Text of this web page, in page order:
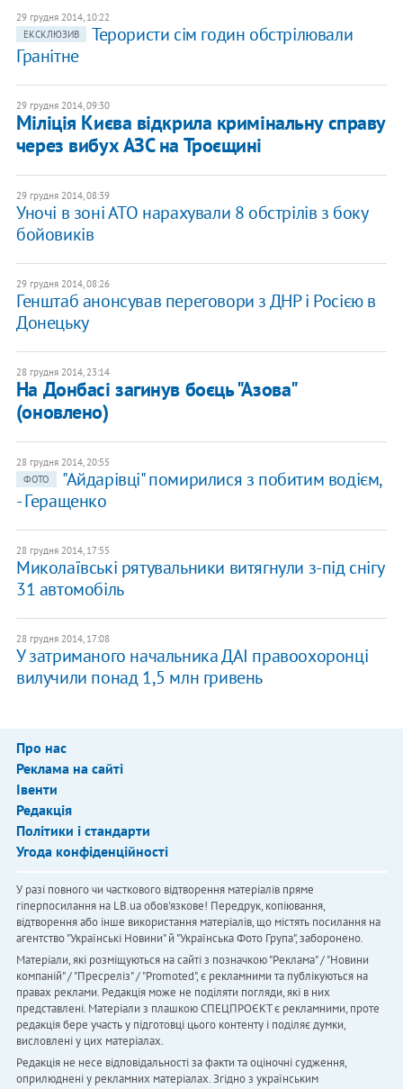
29 грудня 2014, 10:22
ЕКСКЛЮЗИВ
Терористи сім годин обстрілювали
Гранітне
29 грудня 2014, 09:30
Міліція Києва відкрила кримінальну справу
через вибух АЗС на Троєщині
29 грудня 2014, 08:39
Уночі в зоні АТО нарахували 8 обстрілів з боку
бойовиків
29 грудня 2014, 08:26
Генштаб анонсував переговори з ДНР і Росією в
Донецьку
28 грудня 2014, 23:14
На Донбасі загинув боєць "Азова"
(оновлено)
28 грудня 2014, 20:55
ФОТО
"Айдарівці" помирилися з побитим водієм,
- Геращенко
28 грудня 2014, 17:55
Миколаївські рятувальники витягнули з-під снігу
31 автомобіль
28 грудня 2014, 17:08
У затриманого начальника ДАІ правоохоронці
вилучили понад 1,5 млн гривень
Про нас
Реклама на сайті
Івенти
Редакція
Політики і стандарти
Угода конфіденційності
У разі повного чи часткового відтворення матеріалів пряме
гіперпосилання на LB.ua обов'язкове! Передрук, копіювання,
відтворення або інше використання матеріалів, що містять посилання на
агентство "Українськi Новини" й "Українська Фото Група", заборонено.
Матеріали, які розміщуються на сайті з позначкою "Реклама" / "Новини
компаній" / "Пресреліз" / "Promoted", є рекламними та публікуються на
правах реклами. Редакція може не поділяти погляди, які в них
представлені. Матеріали з плашкою СПЕЦПРОЄКТ є рекламними, проте
редакція бере участь у підготовці цього контенту і поділяє думки,
висловлені у цих матеріалах.
Редакція не несе відповідальності за факти та оціночні судження,
оприлюднені у рекламних матеріалах. Згідно з українським